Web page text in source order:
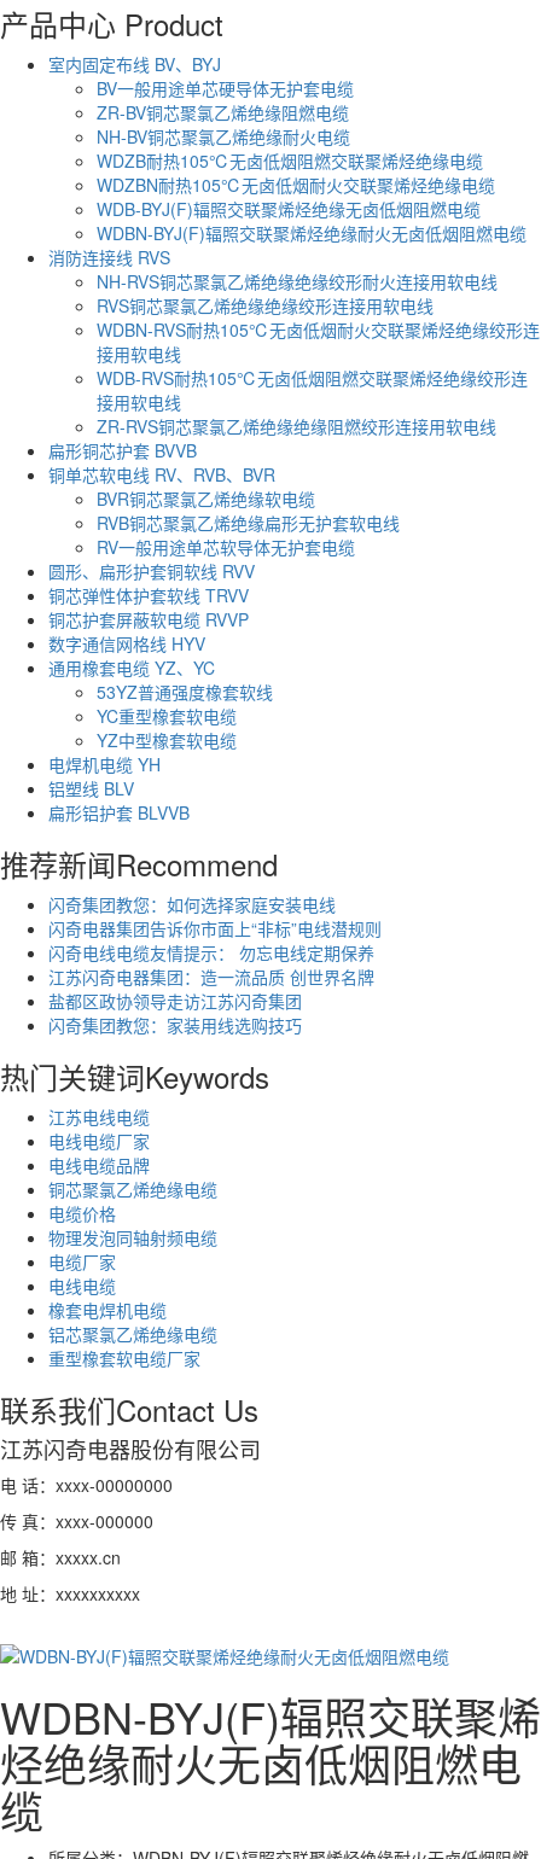
产品中心 Product
室内固定布线 BV、BYJ
BV一般用途单芯硬导体无护套电缆
ZR-BV铜芯聚氯乙烯绝缘阻燃电缆
NH-BV铜芯聚氯乙烯绝缘耐火电缆
WDZB耐热105℃无卤低烟阻燃交联聚烯烃绝缘电缆
WDZBN耐热105℃无卤低烟耐火交联聚烯烃绝缘电缆
WDB-BYJ(F)辐照交联聚烯烃绝缘无卤低烟阻燃电缆
WDBN-BYJ(F)辐照交联聚烯烃绝缘耐火无卤低烟阻燃电缆
消防连接线 RVS
NH-RVS铜芯聚氯乙烯绝缘绝缘绞形耐火连接用软电线
RVS铜芯聚氯乙烯绝缘绝缘绞形连接用软电线
WDBN-RVS耐热105℃无卤低烟耐火交联聚烯烃绝缘绞形连
接用软电线
WDB-RVS耐热105℃无卤低烟阻燃交联聚烯烃绝缘绞形连
接用软电线
ZR-RVS铜芯聚氯乙烯绝缘绝缘阻燃绞形连接用软电线
扁形铜芯护套 BVVB
铜单芯软电线 RV、RVB、BVR
BVR铜芯聚氯乙烯绝缘软电缆
RVB铜芯聚氯乙烯绝缘扁形无护套软电线
RV一般用途单芯软导体无护套电缆
圆形、扁形护套铜软线 RVV
铜芯弹性体护套软线 TRVV
铜芯护套屏蔽软电缆 RVVP
数字通信网格线 HYV
通用橡套电缆 YZ、YC
53YZ普通强度橡套软线
YC重型橡套软电缆
YZ中型橡套软电缆
电焊机电缆 YH
铝塑线 BLV
扁形铝护套 BLVVB
推荐新闻Recommend
闪奇集团教您：如何选择家庭安装电线
闪奇电器集团告诉你市面上“非标”电线潜规则
闪奇电线电缆友情提示： 勿忘电线定期保养
江苏闪奇电器集团：造一流品质 创世界名牌
盐都区政协领导走访江苏闪奇集团
闪奇集团教您：家装用线选购技巧
热门关键词Keywords
江苏电线电缆
电线电缆厂家
电线电缆品牌
铜芯聚氯乙烯绝缘电缆
电缆价格
物理发泡同轴射频电缆
电缆厂家
电线电缆
橡套电焊机电缆
铝芯聚氯乙烯绝缘电缆
重型橡套软电缆厂家
联系我们Contact Us
江苏闪奇电器股份有限公司
电 话：xxxx-00000000
传 真：xxxx-000000
邮 箱：xxxxx.cn
地 址：xxxxxxxxxx
WDBN-BYJ(F)辐照交联聚烯
烃绝缘耐火无卤低烟阻燃电
缆